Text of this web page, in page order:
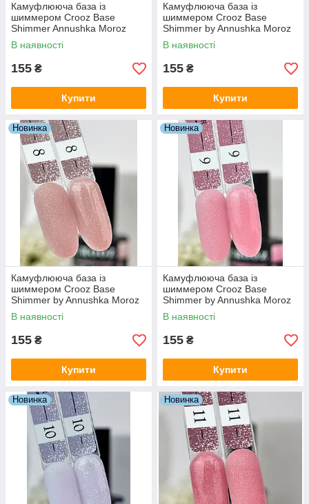
Камуфлююча база із
шиммером Crooz Base
Shimmer Annushka Moroz
№06 (м'ятна), 8 мл
В наявності
155 ₴
Купити
Камуфлююча база із
шиммером Crooz Base
Shimmer by Annushka Moroz
№07 (рожева), 8 мл
В наявності
155 ₴
Купити
Новинка
Камуфлююча база із
шиммером Crooz Base
Shimmer by Annushka Moroz
№08 (бежева), 8 мл
В наявності
155 ₴
Купити
Новинка
Камуфлююча база із
шиммером Crooz Base
Shimmer by Annushka Moroz
№09 (яскраво-рожева), 8 мл
В наявності
155 ₴
Купити
Новинка Новинка